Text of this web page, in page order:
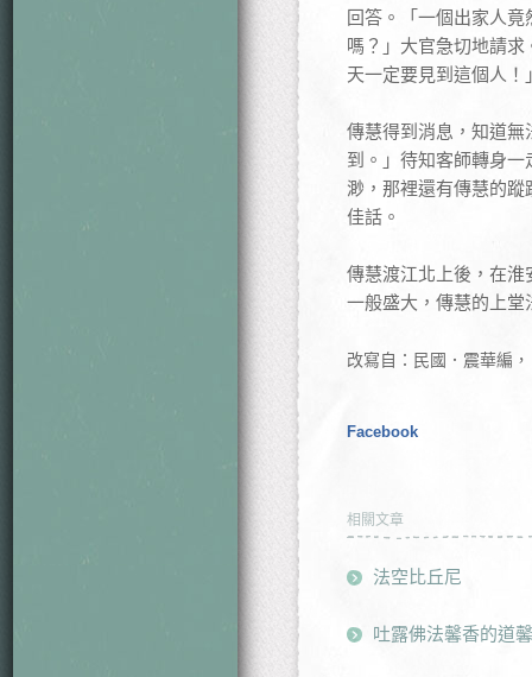
回答。「一個出家人
嗎？」大官急切地請
天一定要見到這個人
傳慧得到消息，知道
到。」待知客師轉身
渺，那裡還有傳慧的
佳話。
傳慧渡江北上後，在
一般盛大，傳慧的上
改寫自：民國．震華編
Facebook
相關文章
法空比丘尼
吐露佛法馨香的道